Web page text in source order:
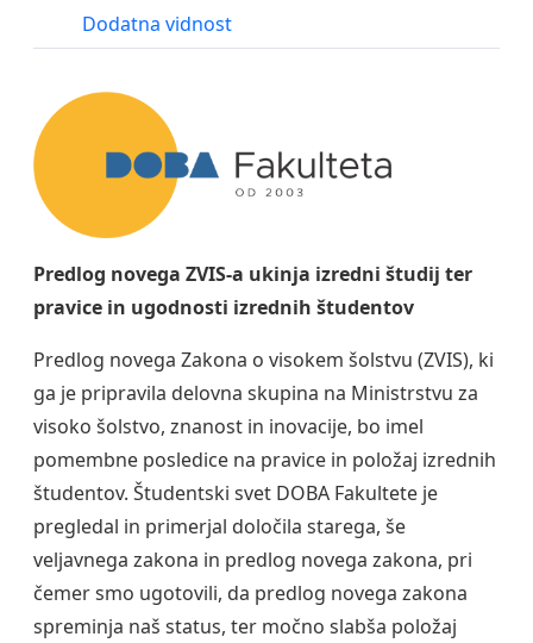
Dodatna vidnost
Predlog novega ZVIS-a ukinja izredni študij ter
pravice in ugodnosti izrednih študentov
Predlog novega Zakona o visokem šolstvu (ZVIS), ki
ga je pripravila delovna skupina na Ministrstvu za
visoko šolstvo, znanost in inovacije, bo imel
pomembne posledice na pravice in položaj izrednih
študentov. Študentski svet DOBA Fakultete je
pregledal in primerjal določila starega, še
veljavnega zakona in predlog novega zakona, pri
čemer smo ugotovili, da predlog novega zakona
spreminja naš status, ter močno slabša položaj